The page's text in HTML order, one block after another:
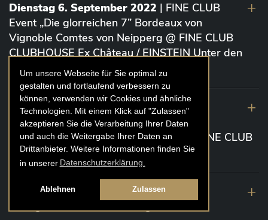
Um unsere Webseite für Sie optimal zu
gestalten und fortlaufend verbessern zu
können, verwenden wir Cookies und ähnliche
Technologien. Mit einem Klick auf "Zulassen"
akzeptieren Sie die Verarbeitung Ihrer Daten
und auch die Weitergabe Ihrer Daten an
Drittanbieter. Weitere Informationen finden Sie
in unserer Datenschutzerklärung.
Ablehnen Zulassen
Dienstag 6. September 2022 | FINE CLUB
Event „Die glorreichen 7” Bordeaux von
Vignoble Comtes von Neipperg @ FINE CLUB
CLUBHOUSE Ex Château / EINSTEIN Unter den
Linden (Berlin)
19. August 2022| FINE CLUB Academy
Caviar „Die glorreichen 7“ Riesling Große
Gewächse von der Mosel aus 2020 @ FINE CLUB
Clubhouse Prunier Cologne (Köln)
29. Juli 2022
| Weinbergwanderung
Weingüter Geheimrat J. Wegeler